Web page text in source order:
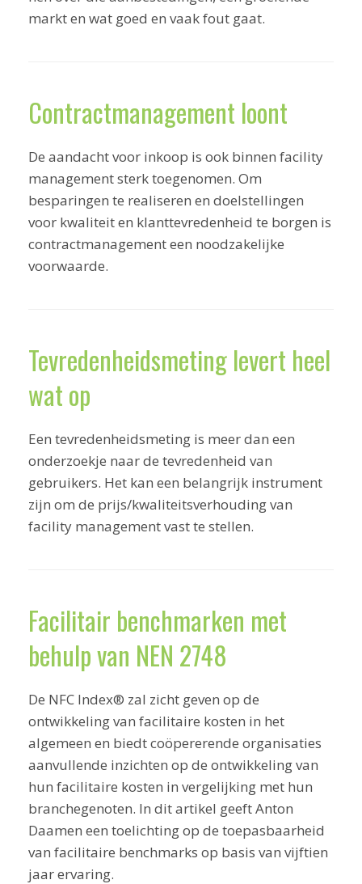
markt en wat goed en vaak fout gaat.
Contractmanagement loont
De aandacht voor inkoop is ook binnen facility
management sterk toegenomen. Om
besparingen te realiseren en doelstellingen
voor kwaliteit en klanttevredenheid te borgen is
contractmanagement een noodzakelijke
voorwaarde.
Tevredenheidsmeting levert heel
wat op
Een tevredenheidsmeting is meer dan een
onderzoekje naar de tevredenheid van
gebruikers. Het kan een belangrijk instrument
zijn om de prijs/kwaliteitsverhouding van
facility management vast te stellen.
Facilitair benchmarken met
behulp van NEN 2748
De NFC Index® zal zicht geven op de
ontwikkeling van facilitaire kosten in het
algemeen en biedt coöpererende organisaties
aanvullende inzichten op de ontwikkeling van
hun facilitaire kosten in vergelijking met hun
branchegenoten. In dit artikel geeft Anton
Daamen een toelichting op de toepasbaarheid
van facilitaire benchmarks op basis van vijftien
jaar ervaring.